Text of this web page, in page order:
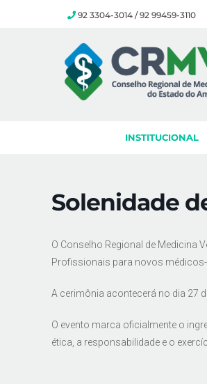
92 3304-3014 / 92 99459-3110
INSTITUCIONAL
Solenidade
O Conselho Regional de Medicina
Profissionais para novos médicos-
A cerimônia acontecerá no dia 27
O evento marca oficialmente o
ética, a responsabilidade e o